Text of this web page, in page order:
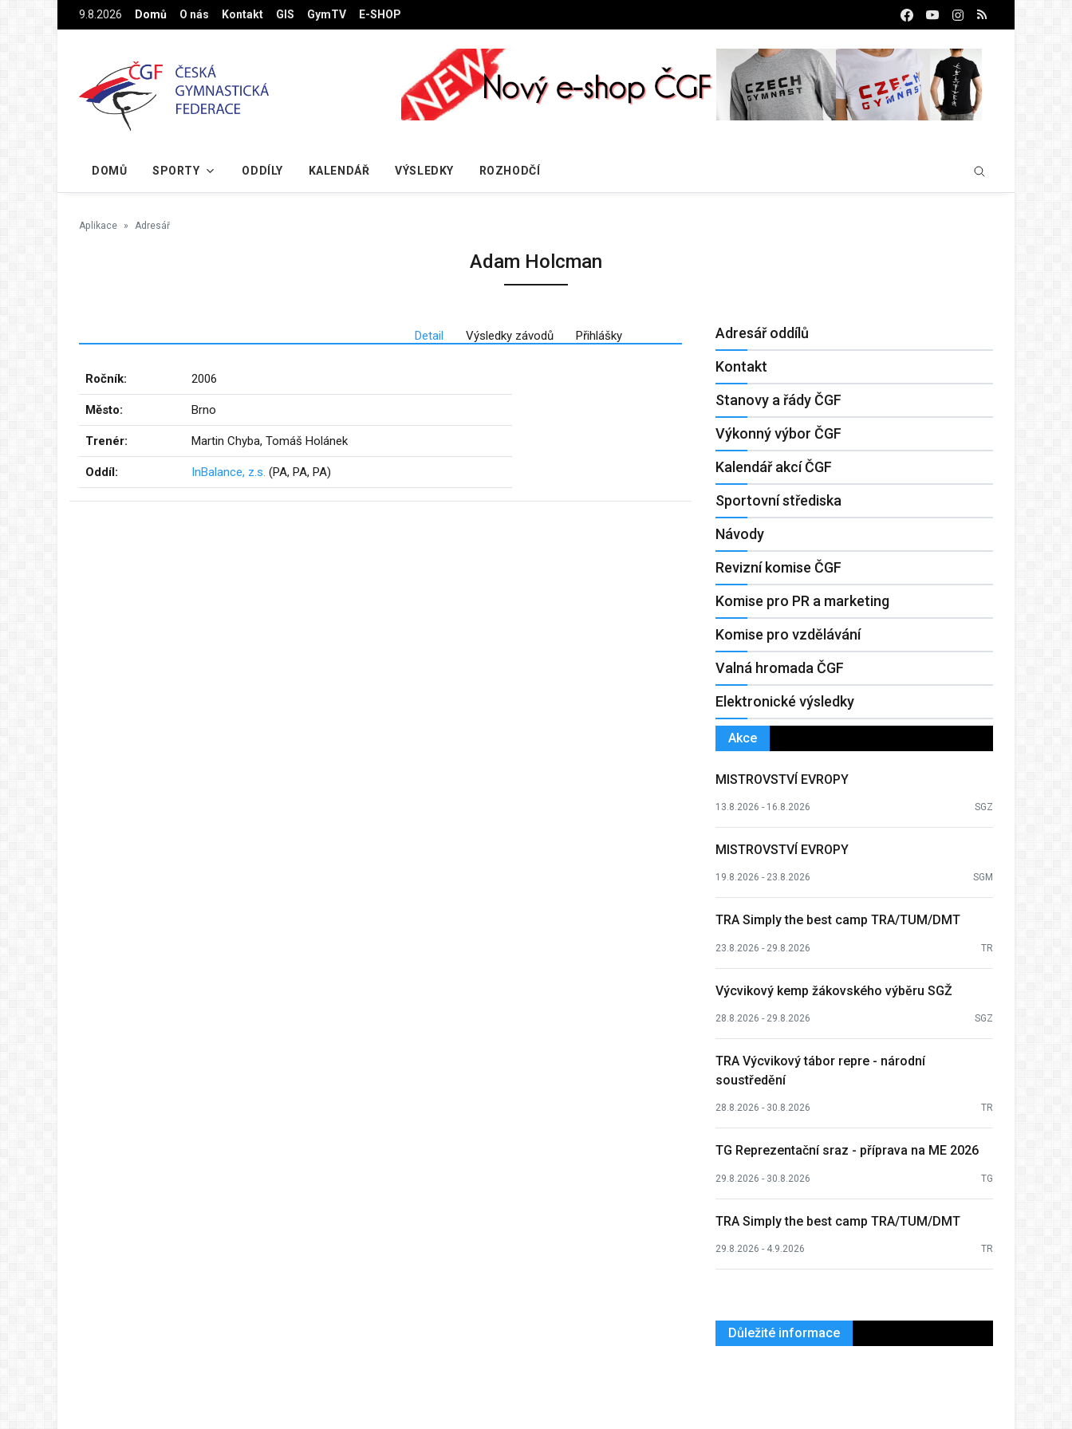
Na hlavní obsah9.8.2026 Domů O nás Kontakt GIS GymTV E-SHOP
DOMŮ SPORTY ODDÍLY KALENDÁŘ VÝSLEDKY ROZHODČÍ
Aplikace Adresář
Adam Holcman
Detail Výsledky závodů Přihlášky
Ročník: 2006
Město: Brno
Trenér: Martin Chyba, Tomáš Holánek
Oddíl: InBalance, z.s. (PA, PA, PA)
Adresář oddílů
Kontakt
Stanovy a řády ČGF
Výkonný výbor ČGF
Kalendář akcí ČGF
Sportovní střediska
Návody
Revizní komise ČGF
Komise pro PR a marketing
Komise pro vzdělávání
Valná hromada ČGF
Elektronické výsledky
Akce
MISTROVSTVÍ EVROPY
13.8.2026 - 16.8.2026 SGZ
MISTROVSTVÍ EVROPY
19.8.2026 - 23.8.2026 SGM
TRA Simply the best camp TRA/TUM/DMT
23.8.2026 - 29.8.2026 TR
Výcvikový kemp žákovského výběru SGŽ
28.8.2026 - 29.8.2026 SGZ
TRA Výcvikový tábor repre - národní
soustředění
28.8.2026 - 30.8.2026 TR
TG Reprezentační sraz - příprava na ME 2026
29.8.2026 - 30.8.2026 TG
TRA Simply the best camp TRA/TUM/DMT
29.8.2026 - 4.9.2026 TR
Důležité informace